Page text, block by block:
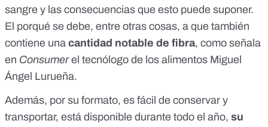
sangre y las consecuencias que esto puede suponer.
El porqué se debe, entre otras cosas, a que también
contiene una cantidad notable de fibra, como señala
en Consumerel tecnólogo de los alimentos Miguel
Ángel Lurueña.
Además, por su formato, es fácil de conservar y
transportar, está disponible durante todo el año, su